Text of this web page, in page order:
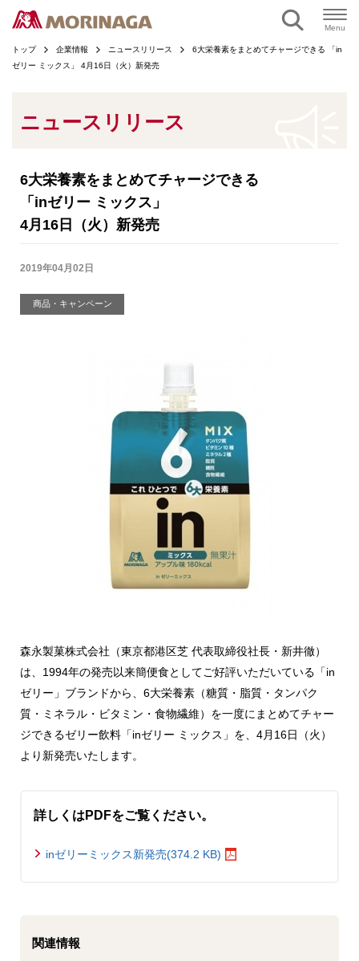
Menu
トップ 企業情報 ニュースリリース
6大栄養素をまとめてチャージできる 「in
ゼリー ミックス」 4月16日（火）新発売
ニュースリリース
6大栄養素をまとめてチャージできる
「inゼリー ミックス」
4月16日（火）新発売
2019年04月02日
商品・キャンペーン
森永製菓株式会社（東京都港区芝 代表取締役社長・新井徹）
は、1994年の発売以来簡便食としてご好評いただいている「in
ゼリー」ブランドから、6大栄養素（糖質・脂質・タンパク
質・ミネラル・ビタミン・食物繊維）を一度にまとめてチャー
ジできるゼリー飲料「inゼリー ミックス」を、4月16日（火）
より新発売いたします。
詳しくはPDFをご覧ください。
inゼリーミックス新発売(374.2 KB)
関連情報